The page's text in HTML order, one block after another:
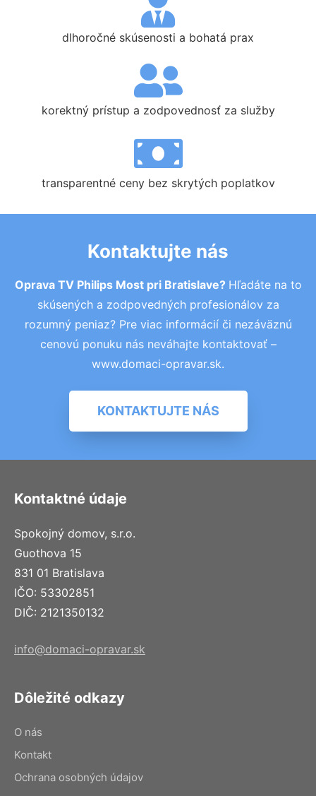
dlhoročné skúsenosti a bohatá prax
korektný prístup a zodpovednosť za služby
transparentné ceny bez skrytých poplatkov
Kontaktujte nás
Oprava TV Philips Most pri Bratislave? Hľadáte na to
skúsených a zodpovedných profesionálov za
rozumný peniaz? Pre viac informácií či nezáväznú
cenovú ponuku nás neváhajte kontaktovať –
www.domaci-opravar.sk.
KONTAKTUJTE NÁS
Kontaktné údaje
Spokojný domov, s.r.o.
Guothova 15
831 01 Bratislava
IČO: 53302851
DIČ: 2121350132
info@domaci-opravar.sk
Dôležité odkazy
O nás
Kontakt
Ochrana osobných údajov